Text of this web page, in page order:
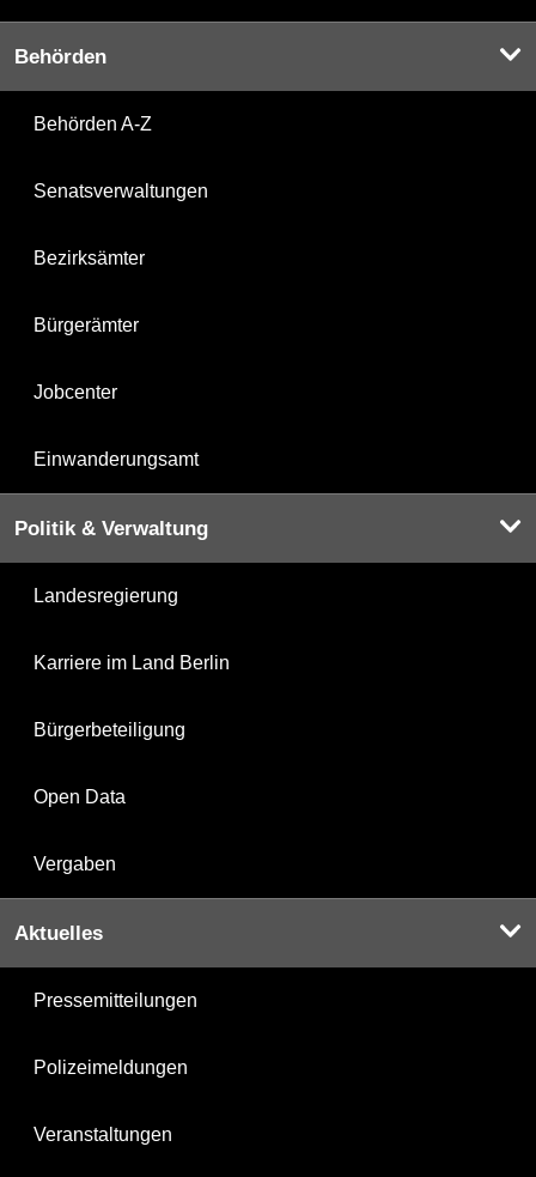
Behörden
Behörden A-Z
Senatsverwaltungen
Bezirksämter
Bürgerämter
Jobcenter
Einwanderungsamt
Politik & Verwaltung
Landesregierung
Karriere im Land Berlin
Bürgerbeteiligung
Open Data
Vergaben
Aktuelles
Pressemitteilungen
Polizeimeldungen
Veranstaltungen